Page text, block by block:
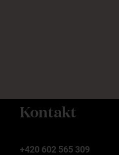
Kontakt
+420 602 565 309